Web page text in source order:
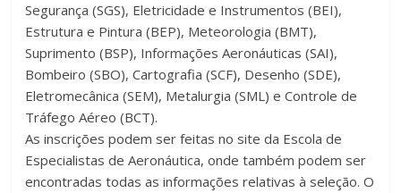
Segurança (SGS), Eletricidade e Instrumentos (BEI),
Estrutura e Pintura (BEP), Meteorologia (BMT),
Suprimento (BSP), Informações Aeronáuticas (SAI),
Bombeiro (SBO), Cartografia (SCF), Desenho (SDE),
Eletromecânica (SEM), Metalurgia (SML) e Controle de
Tráfego Aéreo (BCT).
As inscrições podem ser feitas no site da Escola de
Especialistas de Aeronáutica, onde também podem ser
encontradas todas as informações relativas à seleção. O